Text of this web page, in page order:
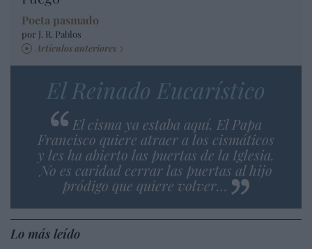
Poeta pasmado
por J. R. Pablos
Artículos anteriores
El Reinado Eucarístico
El cisma ya estaba aquí. El Papa
Francisco quiere atraer a los cismáticos
y les ha abierto las puertas de la Iglesia.
No es caridad cerrar las puertas al hijo
pródigo que quiere volver…
Lo más leído